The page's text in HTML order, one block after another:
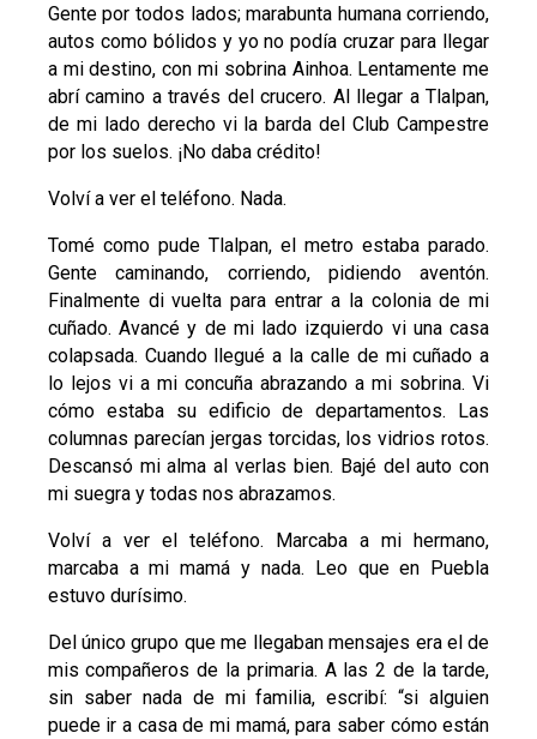
Gente por todos lados; marabunta humana corriendo,
autos como bólidos y yo no podía cruzar para llegar
a mi destino, con mi sobrina Ainhoa. Lentamente me
abrí camino a través del crucero. Al llegar a Tlalpan,
de mi lado derecho vi la barda del Club Campestre
por los suelos. ¡No daba crédito!
Volví a ver el teléfono. Nada.
Tomé como pude Tlalpan, el metro estaba parado.
Gente caminando, corriendo, pidiendo aventón.
Finalmente di vuelta para entrar a la colonia de mi
cuñado. Avancé y de mi lado izquierdo vi una casa
colapsada. Cuando llegué a la calle de mi cuñado a
lo lejos vi a mi concuña abrazando a mi sobrina. Vi
cómo estaba su edificio de departamentos. Las
columnas parecían jergas torcidas, los vidrios rotos.
Descansó mi alma al verlas bien. Bajé del auto con
mi suegra y todas nos abrazamos.
Volví a ver el teléfono. Marcaba a mi hermano,
marcaba a mi mamá y nada. Leo que en Puebla
estuvo durísimo.
Del único grupo que me llegaban mensajes era el de
mis compañeros de la primaria. A las 2 de la tarde,
sin saber nada de mi familia, escribí: “si alguien
puede ir a casa de mi mamá, para saber cómo están